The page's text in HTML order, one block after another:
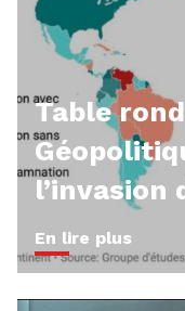
Table
l’invasion
En lire plus